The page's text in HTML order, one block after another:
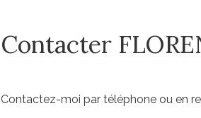
Contacter
Contactez-moi par téléphone ou en